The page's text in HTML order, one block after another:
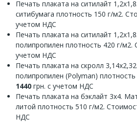
Печать плаката на ситилайт
ситибумага плотность 150 г/м2.
учетом НДС
Печать плаката на ситилайт
полипропилен плотность 420 г/м2.
учетом НДС
Печать плаката на скролл
полипропилен (Polyman)
1440 грн. с учетом НДС
Печать плаката на бэклайт 3х4.
литой плотность 510 г/м2.
НДС